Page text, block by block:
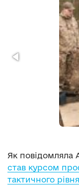
Як повідомляла
став курсом
тактичного